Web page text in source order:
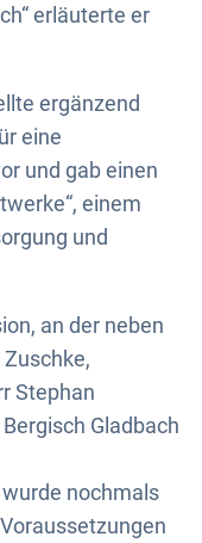
erläuterte er
ergänzend
eine
und gab einen
einem
und
an der neben
Stephan
Gladbach
nochmals